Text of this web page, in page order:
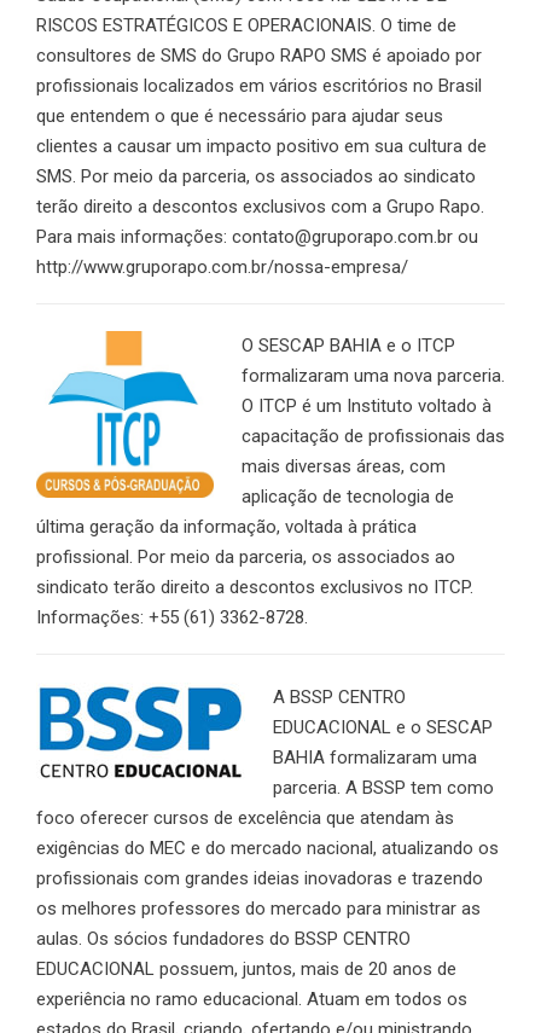
RISCOS ESTRATÉGICOS E OPERACIONAIS. O time de
consultores de SMS do Grupo RAPO SMS é apoiado por
profissionais localizados em vários escritórios no Brasil
que entendem o que é necessário para ajudar seus
clientes a causar um impacto positivo em sua cultura de
SMS. Por meio da parceria, os associados ao sindicato
terão direito a descontos exclusivos com a Grupo Rapo.
Para mais informações: contato@gruporapo.com.br ou
http://www.gruporapo.com.br/nossa-empresa/
O SESCAP BAHIA e o ITCP
formalizaram uma nova parceria.
O ITCP é um Instituto voltado à
capacitação de profissionais das
mais diversas áreas, com
aplicação de tecnologia de
última geração da informação, voltada à prática
profissional. Por meio da parceria, os associados ao
sindicato terão direito a descontos exclusivos no ITCP.
Informações: +55 (61) 3362-8728.
A BSSP CENTRO
EDUCACIONAL e o SESCAP
BAHIA formalizaram uma
parceria. A BSSP tem como
foco oferecer cursos de excelência que atendam às
exigências do MEC e do mercado nacional, atualizando os
profissionais com grandes ideias inovadoras e trazendo
os melhores professores do mercado para ministrar as
aulas. Os sócios fundadores do BSSP CENTRO
EDUCACIONAL possuem, juntos, mais de 20 anos de
experiência no ramo educacional. Atuam em todos os